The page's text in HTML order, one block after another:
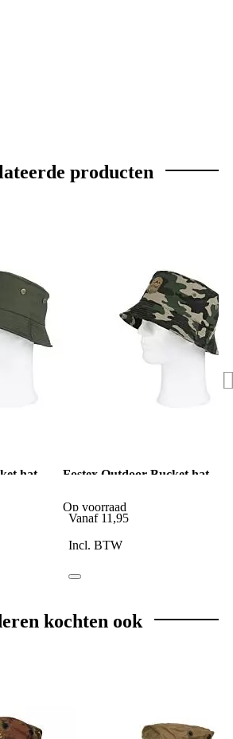
producten
hat
Fostex Outdoor Bucket hat
Op voorraad
Vanaf 11,95
Incl. BTW
kochten ook